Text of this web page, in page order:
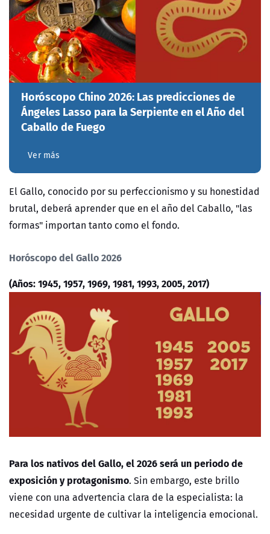
Horóscopo Chino 2026: Las predicciones de
Ángeles Lasso para la Serpiente en el Año del
Caballo de Fuego
Ver más
El Gallo, conocido por su perfeccionismo y su honestidad
brutal, deberá aprender que en el año del Caballo, "las
formas" importan tanto como el fondo.
Horóscopo del Gallo 2026
(Años: 1945, 1957, 1969, 1981, 1993, 2005, 2017)
Para los nativos del Gallo, el 2026 será un periodo de
exposición y protagonismo. Sin embargo, este brillo
viene con una advertencia clara de la especialista: la
necesidad urgente de cultivar la inteligencia emocional.